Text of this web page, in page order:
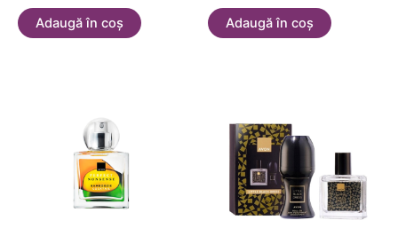
Adaugă în coș Adaugă în coș